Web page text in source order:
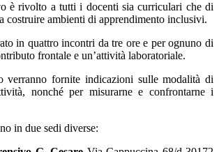
è rivolto a tutti i docenti sia curriculari che di
costruire ambienti di apprendimento inclusivi.
in quattro incontri da tre ore e per ognuno di
frontale e un’attività laboratoriale.
verranno fornite indicazioni sulle modalità di
nonché per misurarne e confrontarne i
in due sedi diverse: